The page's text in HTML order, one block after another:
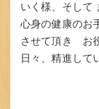
いく様、そして
心身の健康のお
させて頂き お
日々、精進して